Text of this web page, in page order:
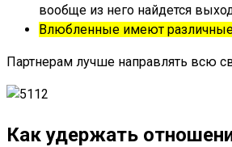
вообще из него найдется
Влюбленные имеют различные
Партнерам лучше направлять всю
Как удержать